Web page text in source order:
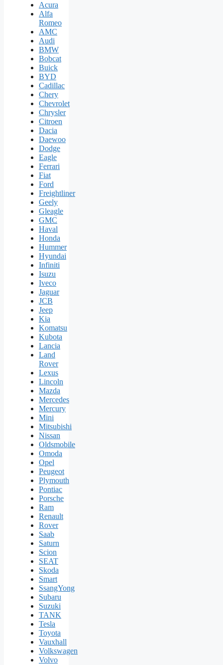
Acura
Alfa
Romeo
AMC
Audi
BMW
Bobcat
Buick
BYD
Cadillac
Chery
Chevrolet
Chrysler
Citroen
Dacia
Daewoo
Dodge
Eagle
Ferrari
Fiat
Ford
Freightliner
Geely
Gleagle
GMC
Haval
Honda
Hummer
Hyundai
Infiniti
Isuzu
Iveco
Jaguar
JCB
Jeep
Kia
Komatsu
Kubota
Lancia
Land
Rover
Lexus
Lincoln
Mazda
Mercedes
Mercury
Mini
Mitsubishi
Nissan
Oldsmobile
Omoda
Opel
Peugeot
Plymouth
Pontiac
Porsche
Ram
Renault
Rover
Saab
Saturn
Scion
SEAT
Skoda
Smart
SsangYong
Subaru
Suzuki
TANK
Tesla
Toyota
Vauxhall
Volkswagen
Volvo